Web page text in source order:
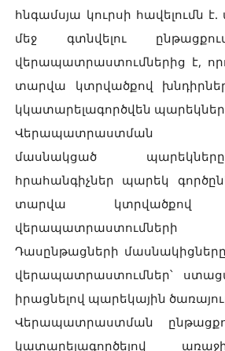
հնգամսյա կուրսի հավելումն է.
մեջ գտնվելու
վերապատրաստումներից է,
տարվա կտրվածքով
կկատարելագործվեն
Վերապատրաստման
մասնակցած
հրահանգիչներ պարեկ
տարվա կտրվածքով
վերապատրաստումների
Դասընթացների
վերապատրաստումներ՝
իրացնելով պարեկային
Վերապատրաստման
կատարելագործելով